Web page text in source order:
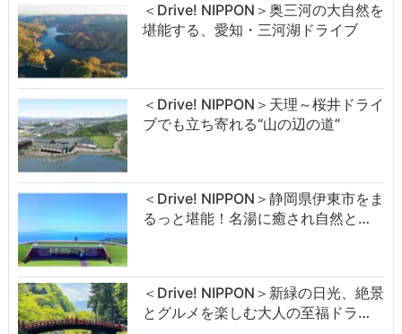
＜Drive! NIPPON＞奥三河の大自然を
堪能する、愛知・三河湖ドライブ
＜Drive! NIPPON＞天理～桜井ドライ
ブでも立ち寄れる“山の辺の道”
＜Drive! NIPPON＞静岡県伊東市をま
るっと堪能！名湯に癒され自然と…
＜Drive! NIPPON＞新緑の日光、絶景
とグルメを楽しむ大人の至福ドラ…